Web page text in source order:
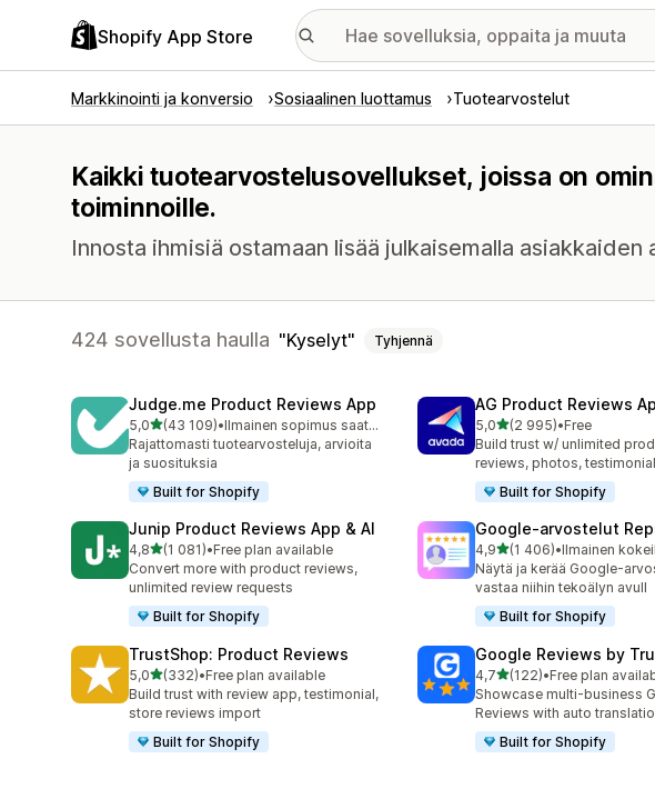
Shopify App Store
Markkinointi ja konversio Sosiaalinen luottamus Tuotearvostelut
Kaikki tuotearvostelusovellukset, joissa on
toiminnoille.
Innosta ihmisiä ostamaan lisää julkaisemalla asiakkaiden
424 sovellusta haulla Kyselyt Tyhjennä
Judge.me Product Reviews App
5,0/ 5 tähteä
(43 109)
43109 arvostelua yhteensä
•
Ilmainen sopimus saatavilla
Rajattomasti tuotearvosteluja, arvioita
ja suosituksia
Built for Shopify
AG Product Reviews
5,0/ 5 tähteä
(2 995)
2995 arvostelua yhteensä
•Free
Build trust w/ unlimited
reviews, photos,
Built for Shopify
Junip Product Reviews App & AI
4,8/ 5 tähteä
(1 081)
1081 arvostelua yhteensä
•Free plan available
Convert more with product reviews,
unlimited review requests
Built for Shopify
Google‑arvostelut
4,9/ 5 tähteä
(1 406)
1406 arvostelua yhteensä
•
Näytä ja kerää Google-
vastaa niihin tekoälyn avull
Built for Shopify
TrustShop: Product Reviews
5,0/ 5 tähteä
(332)
332 arvostelua yhteensä
•Free plan available
Build trust with review app, testimonial,
store reviews import
Built for Shopify
Google Reviews by
4,7/ 5 tähteä
(122)
122 arvostelua yhteensä
•Free plan
Showcase multi-business
Reviews with auto
Built for Shopify